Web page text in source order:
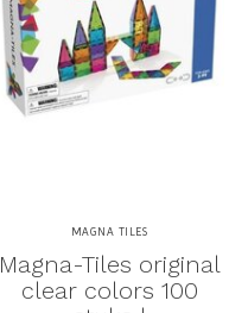
MAGNA TILES
Magna-Tiles original
clear colors 100